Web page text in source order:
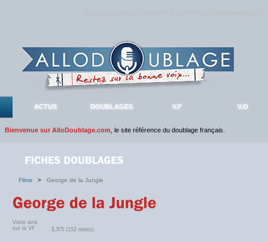
ACTUS DOUBLAGES V.F V.O
Bienvenue sur AlloDoublage.com , le site référence du doublage français.
Films > George de la Jungle
Votre avis
sur la VF :
1.7/5 (152 notes)